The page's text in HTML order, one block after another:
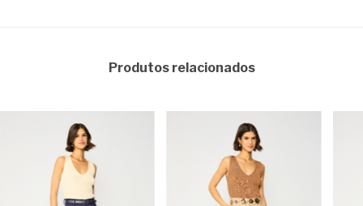
Produtos relacionados